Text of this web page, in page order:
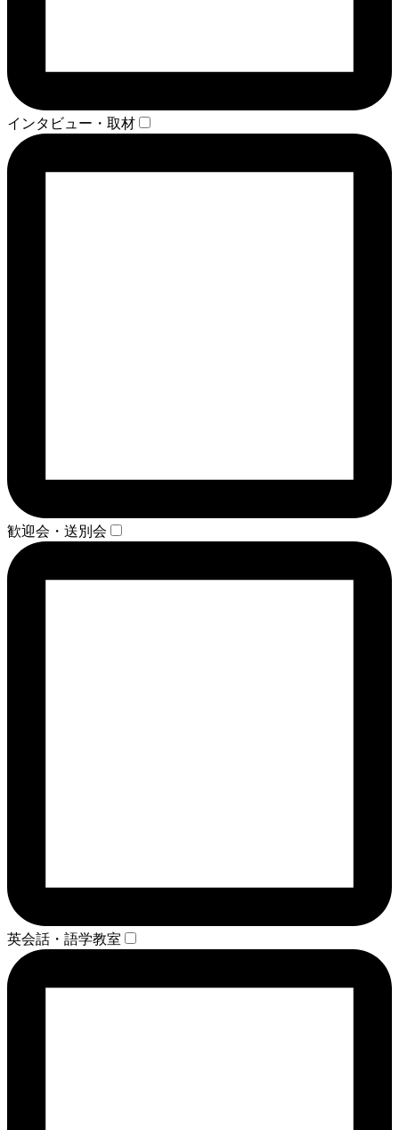
インタビュー・取材
歓迎会・送別会
英会話・語学教室